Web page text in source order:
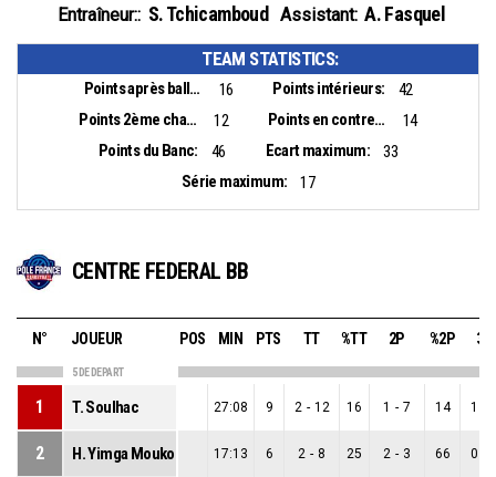
Entraîneur:: S. Tchicamboud Assistant: A. Fasquel
TEAM STATISTICS:
Points après balles perdues: 16 Points intérieurs:
42
Points 2ème chance:
12 Points en contre-attaque:
14
Points du Banc:
46 Ecart maximum:
33
Série maximum:
17
CENTRE FEDERAL BB
N° JOUEUR POS MIN PTS TT %TT 2P %2P 3P
5 DE DEPART
1 T. Soulhac 27:08 9 2 - 12 16 1 - 7 14 1
2 H. Yimga Moukouri 17:13 6 2 - 8 25 2 - 3 66 0